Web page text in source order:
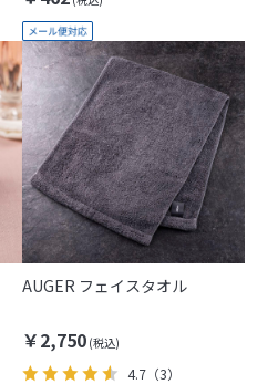
AUGER フェイスタオル
￥2,750
4.7（3）